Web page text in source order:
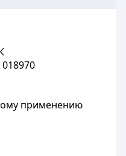
применению